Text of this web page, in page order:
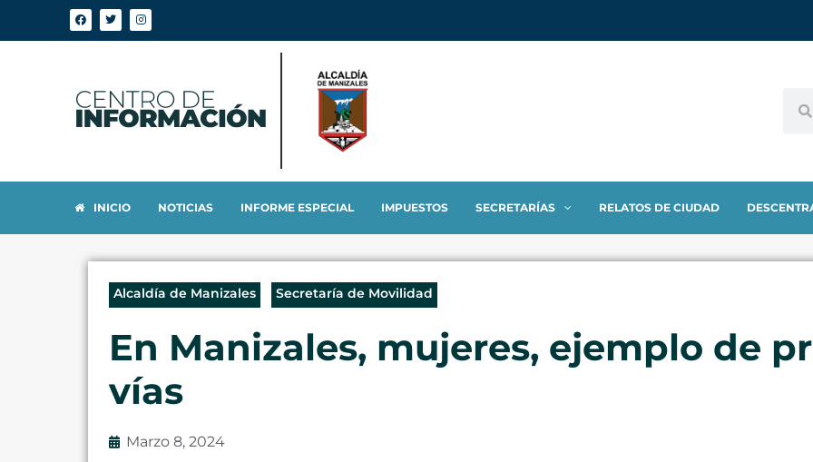
INICIO NOTICIAS INFORME ESPECIAL IMPUESTOS SECRETARÍAS RELATOS DE CIUDAD
Alcaldía de Manizales Secretaría de Movilidad
En Manizales, mujeres, ejemplo de
vías
Marzo 8, 2024